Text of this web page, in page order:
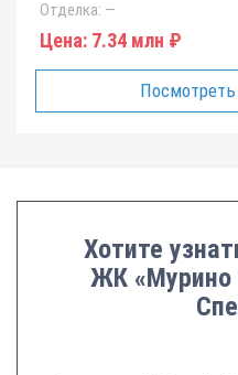
Отделка: —
Цена: 7.34 млн ₽
Хотите
ЖК «Мурино